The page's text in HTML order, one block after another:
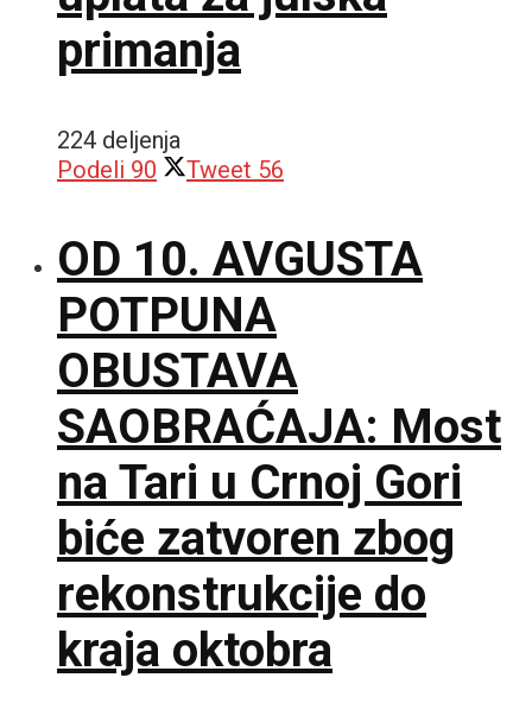
primanja
224 deljenja
Podeli 90 Tweet 56
OD 10. AVGUSTA
POTPUNA
OBUSTAVA
SAOBRAĆAJA: Most
na Tari u Crnoj Gori
biće zatvoren zbog
rekonstrukcije do
kraja oktobra